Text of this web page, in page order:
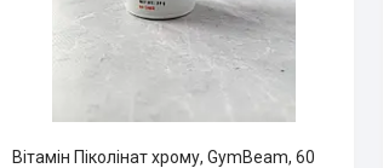
Вітамін Піколінат хрому, GymBeam, 60